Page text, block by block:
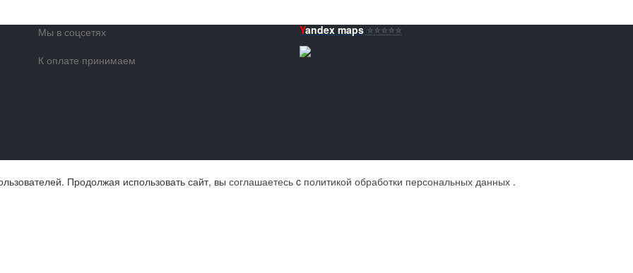
Мы в соцсетях
К оплате принимаем
Yandex maps ⭐️⭐️⭐️⭐️⭐️
Продолжая использовать сайт, вы соглашаетесь c политикой обработки персональных данных .